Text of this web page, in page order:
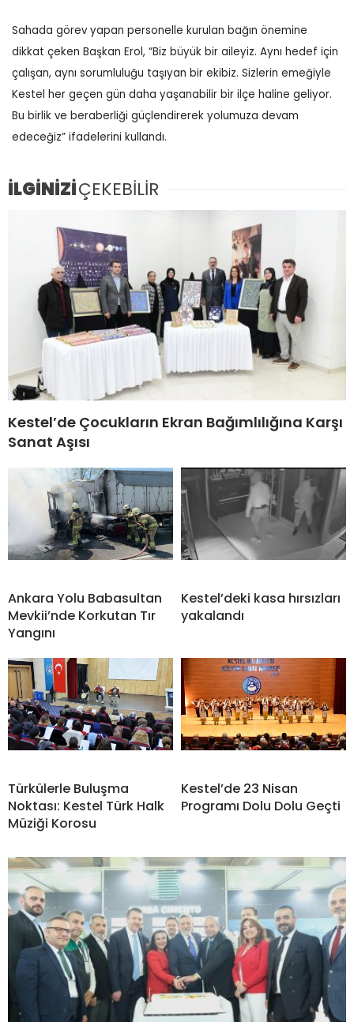
Sahada görev yapan personelle kurulan bağın önemine
dikkat çeken Başkan Erol, “Biz büyük bir aileyiz. Aynı hedef için
çalışan, aynı sorumluluğu taşıyan bir ekibiz. Sizlerin emeğiyle
Kestel her geçen gün daha yaşanabilir bir ilçe haline geliyor.
Bu birlik ve beraberliği güçlendirerek yolumuza devam
edeceğiz” ifadelerini kullandı.
İLGİNİZİÇEKEBİLİR
Kestel’de Çocukların Ekran Bağımlılığına Karşı
Sanat Aşısı
Ankara Yolu Babasultan
Mevkii’nde Korkutan Tır
Yangını
Kestel’deki kasa hırsızları
yakalandı
Türkülerle Buluşma
Noktası: Kestel Türk Halk
Müziği Korosu
Kestel’de 23 Nisan
Programı Dolu Dolu Geçti